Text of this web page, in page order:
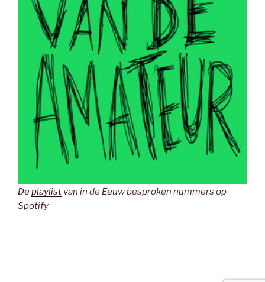
Deplaylist van in de Eeuw besproken nummers op
Spotify